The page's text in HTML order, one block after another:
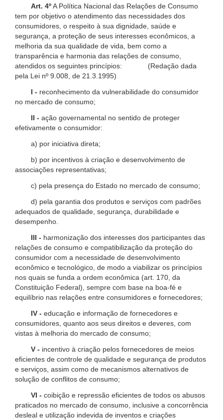
Art. 4ºA Política Nacional das Relações de Consumo
tem por objetivo o atendimento das necessidades dos
consumidores, o respeito à sua dignidade, saúde e
segurança, a proteção de seus interesses econômicos, a
melhoria da sua qualidade de vida, bem como a
transparência e harmonia das relações de consumo,
atendidos os seguintes princípios: (Redação dada
pela Lei nº 9.008, de 21.3.1995)
I - reconhecimento da vulnerabilidade do consumidor
no mercado de consumo;
II - ação governamental no sentido de proteger
efetivamente o consumidor:
a) por iniciativa direta;
b) por incentivos à criação e desenvolvimento de
associações representativas;
c) pela presença do Estado no mercado de consumo;
d) pela garantia dos produtos e serviços com padrões
adequados de qualidade, segurança, durabilidade e
desempenho.
III - harmonização dos interesses dos participantes das
relações de consumo e compatibilização da proteção do
consumidor com a necessidade de desenvolvimento
econômico e tecnológico, de modo a viabilizar os princípios
nos quais se funda a ordem econômica (art. 170, da
Constituição Federal), sempre com base na boa-fé e
equilíbrio nas relações entre consumidores e fornecedores;
IV - educação e informação de fornecedores e
consumidores, quanto aos seus direitos e deveres, com
vistas à melhoria do mercado de consumo;
V - incentivo à criação pelos fornecedores de meios
eficientes de controle de qualidade e segurança de produtos
e serviços, assim como de mecanismos alternativos de
solução de conflitos de consumo;
VI - coibição e repressão eficientes de todos os abusos
praticados no mercado de consumo, inclusive a concorrência
desleal e utilização indevida de inventos e criações